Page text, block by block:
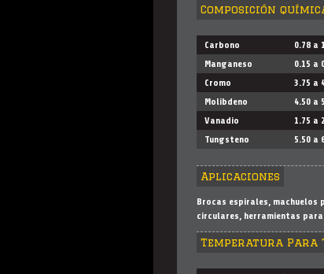
Composición
Carbono
0.78 a
Manganeso
0.15 a
Cromo
3.75 a
Molibdeno
4.50 a
Vanadio
1.75 a
Tungsteno
5.50 a
Aplicaciones
Brocas espirales,
circulares, herramientas
Temperatura Para